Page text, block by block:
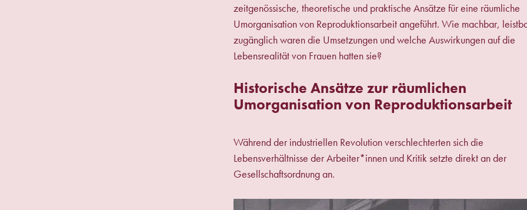
zeitgenössische, theoretische und praktische Ansätze für eine räumliche
Umorganisation von Reproduktionsarbeit angeführt. Wie machbar,
zugänglich waren die Umsetzungen und welche Auswirkungen auf die
Lebensrealität von Frauen hatten sie?
Historische Ansätze zur räumlichen
Umorganisation von Reproduktionsarbeit
Während der industriellen Revolution verschlechterten sich die
Lebensverhältnisse der Arbeiter*innen und Kritik setzte direkt an der
Gesellschaftsordnung an.